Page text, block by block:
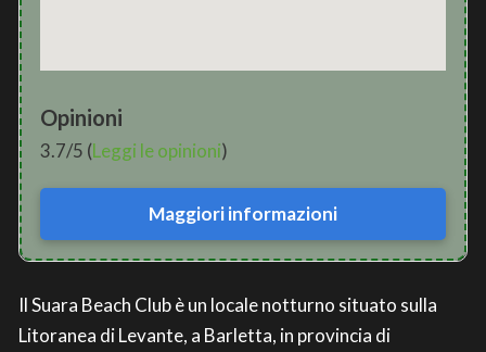
Opinioni
3.7/5 (Leggi le opinioni)
Maggiori informazioni
Il Suara Beach Club è un locale notturno situato sulla
Litoranea di Levante, a Barletta, in provincia di